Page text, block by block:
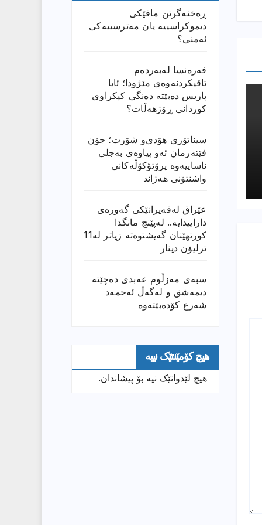
ڕەخنەگرتن مافێکی
دیموکراسییە یان مەترسییەکی
ئەمنی؟
فەرەنسا لەبەردەم
تاقیکردنەوەی مێژودا؛ ئایا
پاریس دەبێتە دەنگی کپکراوی
کوردانی ڕۆژھەڵات؟
سیناتۆری هۆدی‌و شۆرت؛ جۆن
فێتەرمان ئەو پیاوەی بەجلی
ئاساییەوە پرۆتۆکۆڵەکانی
واشنتۆنی هەژاند
عێراق له‌قه‌یرانێكى گه‌وره‌ى
داراییدایه‌.. له‌پێنج مانگدا
كورتهێنان گه‌یشتوه‌ته‌ زیاتر له‌11
ترلیۆن دینار
سبەی مەزڵوم عەبدی دەچێتە
دیمەشق و لەگەڵ ئەحمەد
شەرع کۆدەبێتەوە
هیچ کۆمێنتێک نییە
هیچ لێدوانێک نیە بۆ پیشاندان.